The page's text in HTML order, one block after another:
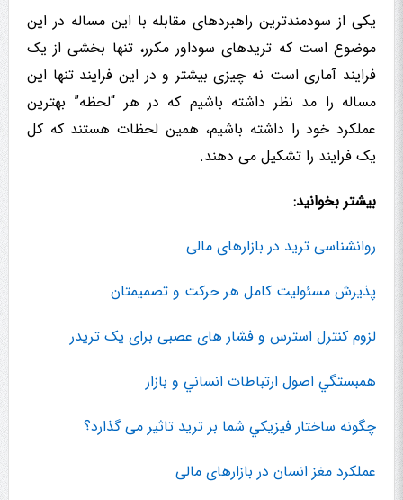
یکی از سودمندترین راهبردهای مقابله با این مساله در این
موضوع است که تریدهای سوداور مکرر، تنها بخشی از یک
فرایند آماری است نه چیزی بیشتر و در این فرایند تنها این
مساله را مد نظر داشته باشیم که در هر “لحظه” بهترین
عملکرد خود را داشته باشیم، همین لحظات هستند که کل
یک فرایند را تشکیل می دهند.
بیشتر بخوانید:
روانشناسی ترید در بازارهای مالی
پذیرش مسئولیت کامل هر حرکت و تصمیمتان
لزوم کنترل استرس و فشار های عصبی برای یک تریدر
همبستگي اصول ارتباطات انساني و بازار
چگونه ساختار فيزيكي شما بر تريد تاثیر می گذارد؟
عملکرد مغز انسان در بازارهای مالی